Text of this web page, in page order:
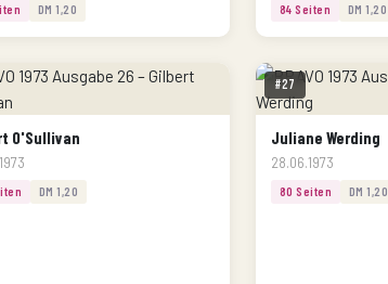
DM 1,20 84 Seiten DM 1,20
O'Sullivan
DM 1,20
#27
Juliane Werding
28.06.1973
80 Seiten DM 1,20